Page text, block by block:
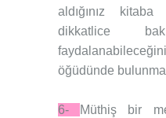
aldığınız
dikkatlice
öğüdünde
6-
Müthiş bir